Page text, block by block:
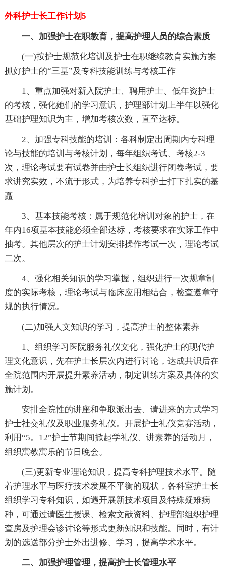
外科护士长工作计划5
一、加强护士在职教育，提高护理人员的综合素质
(一)按护士规范化培训及护士在职继续教育实施方案
抓好护士的“三基”及专科技能训练与考核工作
1、重点加强对新入院护士、聘用护士、低年资护士
的考核，强化她们的学习意识，护理部计划上半年以强化
基础护理知识为主，增加考核次数，直至达标。
2、加强专科技能的培训：各科制定出周期内专科理
论与技能的培训与考核计划，每年组织考试、考核2-3
次，理论考试要有试卷并由护士长组织进行闭卷考试，要
求讲究实效，不流于形式，为培养专科护士打下扎实的基
矗
3、基本技能考核：属于规范化培训对象的护士，在
年内16项基本技能必须全部达标，考核要求在实际工作中
抽考。其他层次的护士计划安排操作考试一次，理论考试
二次。
4、强化相关知识的学习掌握，组织进行一次规章制
度的实际考核，理论考试与临床应用相结合，检查遵章守
规的执行情况。
(二)加强人文知识的学习，提高护士的整体素养
1、组织学习医院服务礼仪文化，强化护士的现代护
理文化意识，先在护士长层次内进行讨论，达成共识后在
全院范围内开展提升素养活动，制定训练方案及具体的实
施计划。
安排全院性的讲座和争取派出去、请进来的方式学习
护士社交礼仪及职业服务礼仪。开展护士礼仪竞赛活动，
利用“5。12”护士节期间掀起学礼仪、讲素养的活动月，
组织寓教寓乐的节日晚会。
(三)更新专业理论知识，提高专科护理技术水平。随
着护理水平与医疗技术发展不平衡的现状，各科室护士长
组织学习专科知识，如遇开展新技术项目及特殊疑难病
种，可通过请医生授课、检索文献资料、护理部组织护理
查房及护理会诊讨论等形式更新知识和技能。同时，有计
划的选送部分护士外出进修、学习，提高学术水平。
二、加强护理管理，提高护士长管理水平